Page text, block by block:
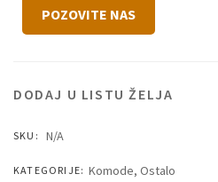
KOLIČINA
POZOVITE NAS
DODAJ U LISTU ŽELJA
SKU: N/A
KATEGORIJE: Komode,Ostalo